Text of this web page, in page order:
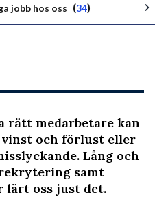
Följ arbetsgivaren
jobb hos oss (34)
rätt medarbetare kan
och förlust eller
Lång och
samt
lärt oss just det.